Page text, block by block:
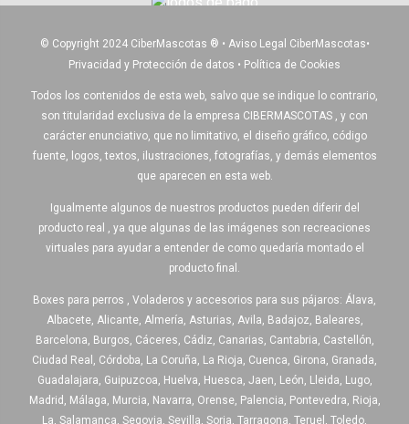
© Copyright 2024 CiberMascotas ® • Aviso Legal CiberMascotas•
Privacidad y Protección de datos • Política de Cookies
Todos los contenidos de esta web, salvo que se indique lo contrario,
son titularidad exclusiva de la empresa CIBERMASCOTAS , y con
carácter enunciativo, que no limitativo, el diseño gráfico, código
fuente, logos, textos, ilustraciones, fotografías, y demás elementos
que aparecen en esta web.
Igualmente algunos de nuestros productos pueden diferir del
producto real , ya que algunas de las imágenes son recreaciones
virtuales para ayudar a entender de como quedaría montado el
producto final.
Boxes para perros , Voladeros y accesorios para sus pájaros: Álava,
Albacete, Alicante, Almería, Asturias, Avila, Badajoz, Baleares,
Barcelona, Burgos, Cáceres, Cádiz, Canarias, Cantabria, Castellón,
Ciudad Real, Córdoba, La Coruña, La Rioja, Cuenca, Girona, Granada,
Guadalajara, Guipuzcoa, Huelva, Huesca, Jaen, León, Lleida, Lugo,
Madrid, Málaga, Murcia, Navarra, Orense, Palencia, Pontevedra, Rioja,
La, Salamanca, Segovia, Sevilla, Soria, Tarragona, Teruel, Toledo,